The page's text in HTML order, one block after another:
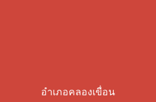
อำเภอคลองเขื่อน